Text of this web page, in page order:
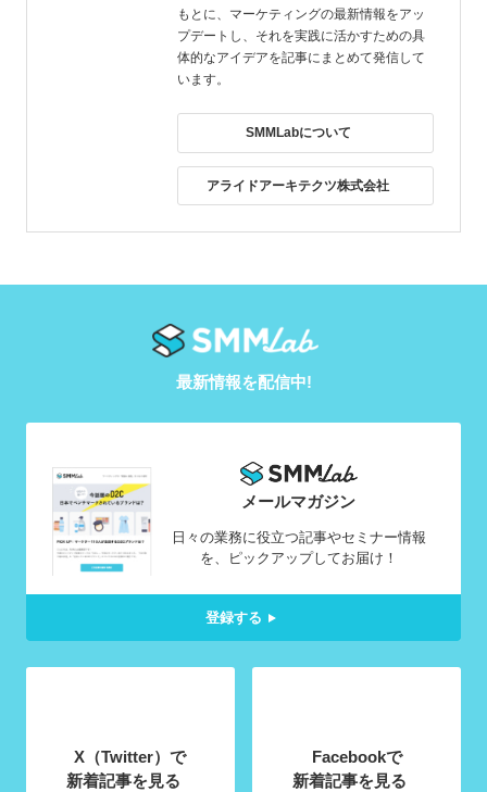
もとに、マーケティングの最新情報をアッ
プデートし、それを実践に活かすための具
体的なアイデアを記事にまとめて発信して
います。
SMMLabについて
アライドアーキテクツ株式会社
最新情報を配信中!
メールマガジン
日々の業務に役立つ記事やセミナー情報
を、ピックアップしてお届け！
登録する
X（Twitter）で
新着記事を見る
Facebookで
新着記事を見る